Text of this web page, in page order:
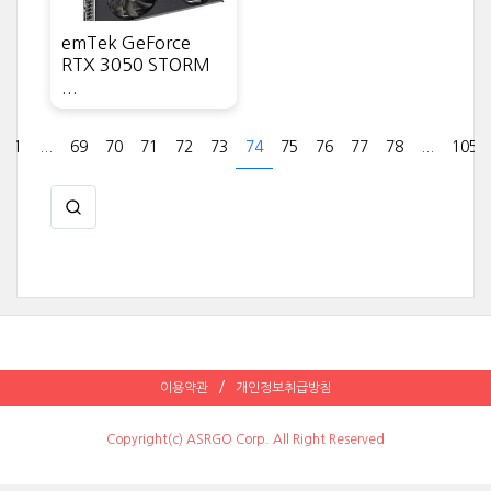
emTek GeForce
RTX 3050 STORM
1 69 70 71 72 73 74 75 76 77 78 105
이용약관 개인정보취급방침
Copyright(c) ASRGO Corp. All Right Reserved